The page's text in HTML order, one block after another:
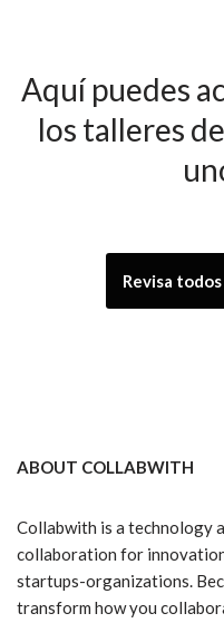
Aquí puedes
los talleres
Revisa
ABOUT COLLABWITH
Collabwith is a technology
collaboration for
startups-organizations.
transform how you